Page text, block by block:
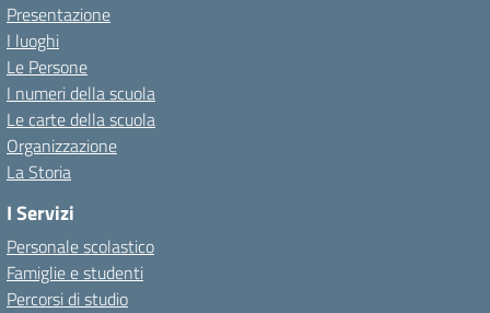
Presentazione
I luoghi
Le Persone
I numeri della scuola
Le carte della scuola
Organizzazione
La Storia
I Servizi
Personale scolastico
Famiglie e studenti
Percorsi di studio